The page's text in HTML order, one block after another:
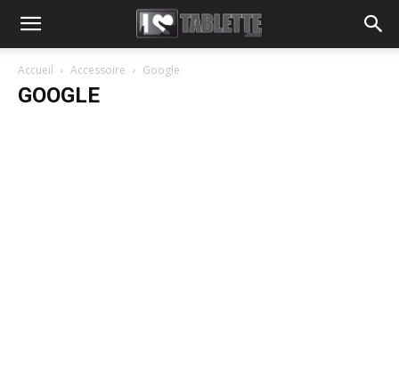
Accueil Accessoire Google
GOOGLE